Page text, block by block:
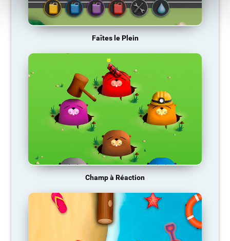
Faîtes le Plein
Champ à Réaction